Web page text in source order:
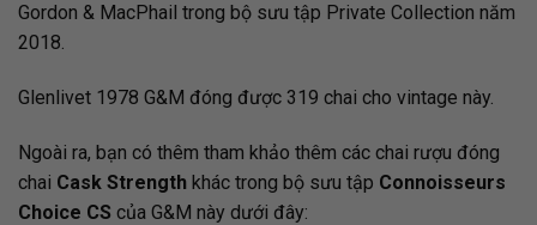
Gordon & MacPhail trong bộ sưu tập Private Collection năm
2018.
Glenlivet 1978 G&M đóng được 319 chai cho vintage này.
Ngoài ra, bạn có thêm tham khảo thêm các chai rượu đóng
chai Cask Strength khác trong bộ sưu tập Connoisseurs
Choice CS của G&M này dưới đây: